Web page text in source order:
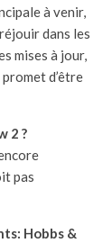
à venir,
dans les
mises à jour,
d’être
2 ?
pas
Hobbs &